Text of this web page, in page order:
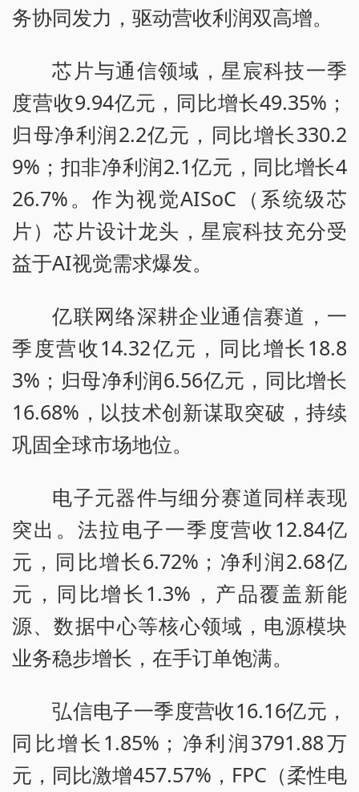
务协同发力，驱动营收利润双高增。
芯片与通信领域，星宸科技一季
度营收9.94亿元，同比增长49.35%；
归母净利润2.2亿元，同比增长330.2
9%；扣非净利润2.1亿元，同比增长4
26.7%。作为视觉AISoC（系统级芯
片）芯片设计龙头，星宸科技充分受
益于AI视觉需求爆发。
亿联网络深耕企业通信赛道，一
季度营收14.32亿元，同比增长18.8
3%；归母净利润6.56亿元，同比增长
16.68%，以技术创新谋取突破，持续
巩固全球市场地位。
电子元器件与细分赛道同样表现
突出。法拉电子一季度营收12.84亿
元，同比增长6.72%；净利润2.68亿
元，同比增长1.3%，产品覆盖新能
源、数据中心等核心领域，电源模块
业务稳步增长，在手订单饱满。
弘信电子一季度营收16.16亿元，
同比增长1.85%；净利润3791.88万
元，同比激增457.57%，FPC（柔性电